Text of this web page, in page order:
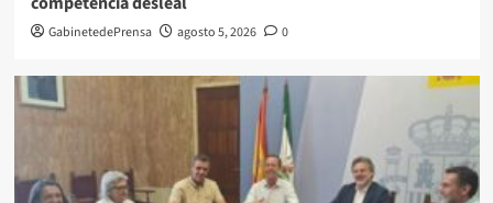
GabinetedePrensa agosto 5, 2026 0